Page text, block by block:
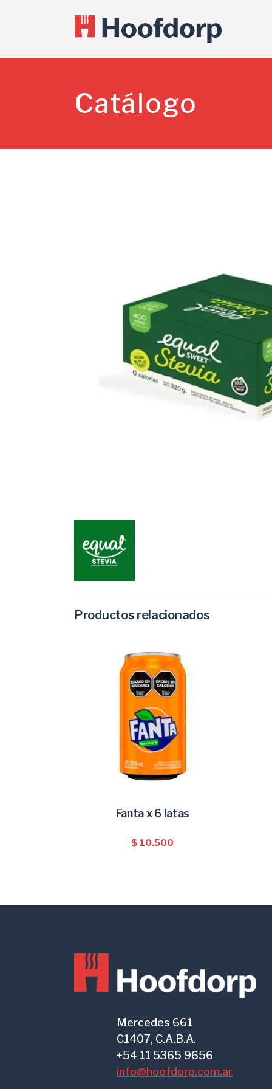
Catálogo
Productos relacionados
AÑADIR AL CARRITO
Fanta x 6 latas
$ 10.500
Mercedes 661
C1407, C.A.B.A.
+54 11 5365 9656
info@hoofdorp.com.ar